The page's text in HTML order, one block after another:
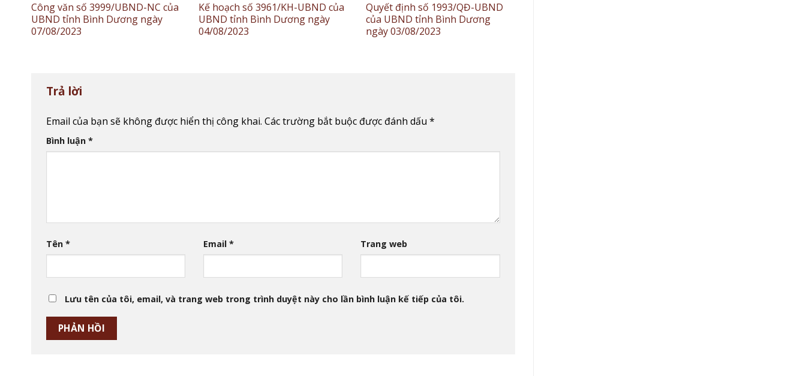
Công văn số 3999/UBND-NC của
UBND tỉnh Bình Dương ngày
07/08/2023
Kế hoạch số 3961/KH-UBND của
UBND tỉnh Bình Dương ngày
04/08/2023
Quyết định số 1993/QĐ-UBND
của UBND tỉnh Bình Dương
ngày 03/08/2023
Trả lời
Email của bạn sẽ không được hiển thị công khai. Các trường bắt buộc được đánh dấu *
Bình luận *
Tên * Email* Trang web
Lưu tên của tôi, email, và trang web trong trình duyệt này cho lần bình luận kế tiếp của tôi.